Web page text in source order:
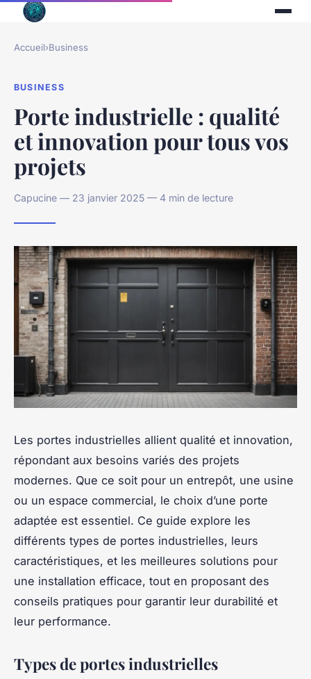
Accueil›Business
BUSINESS
Porte industrielle : qualité
et innovation pour tous vos
projets
Capucine — 23 janvier 2025 — 4 min de lecture
Les portes industrielles allient qualité et innovation,
répondant aux besoins variés des projets
modernes. Que ce soit pour un entrepôt, une usine
ou un espace commercial, le choix d’une porte
adaptée est essentiel. Ce guide explore les
différents types de portes industrielles, leurs
caractéristiques, et les meilleures solutions pour
une installation efficace, tout en proposant des
conseils pratiques pour garantir leur durabilité et
leur performance.
Types de portes industrielles